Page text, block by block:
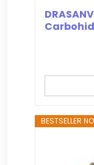
BESTSELLER